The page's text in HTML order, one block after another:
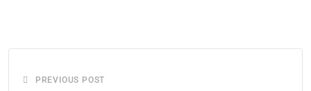
PREVIOUS POST